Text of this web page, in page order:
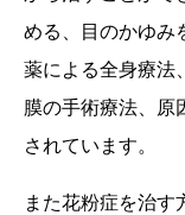
める、目のかゆみ
薬による全身療法
膜の手術療法、原
されています。
また花粉症を治す